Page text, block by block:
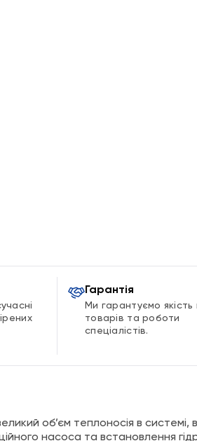
Гарантія
Ми гарантуємо
товарів та роботи
спеціалістів.
об’єм теплоносія в системі,
насоса та встановлення